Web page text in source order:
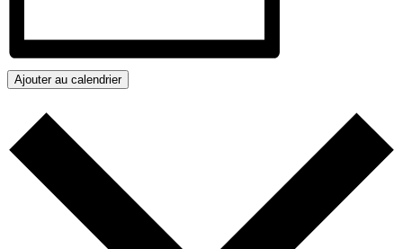
Ajouter au calendrier